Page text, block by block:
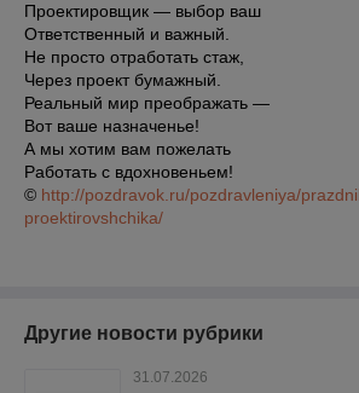
Проектировщик — выбор ваш
Ответственный и важный.
Не просто отработать стаж,
Через проект бумажный.
Реальный мир преображать —
Вот ваше назначенье!
А мы хотим вам пожелать
Работать с вдохновеньем!
© http://pozdravok.ru/pozdravleniya/
proektirovshchika/
Другие новости рубрики
31.07.2026